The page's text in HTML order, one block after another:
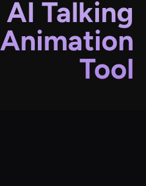
Talking
Tool